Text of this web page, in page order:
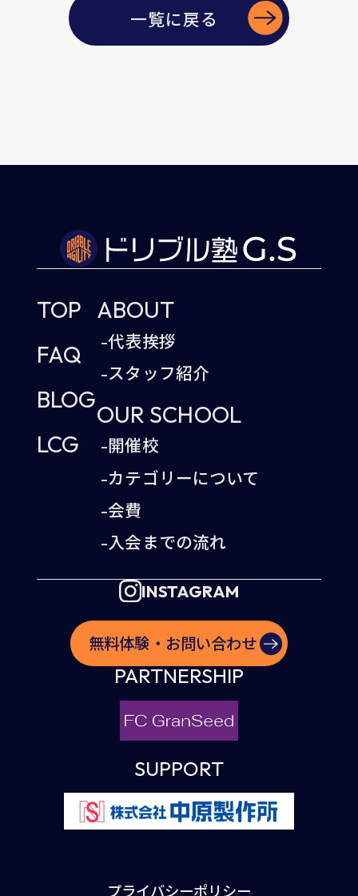
一覧に戻る
TOP
FAQ
BLOG
LCG
ABOUT
-代表挨拶
-スタッフ紹介
OUR SCHOOL
-開催校
-カテゴリーについて
-会費
-入会までの流れ
INSTAGRAM
無料体験・お問い合わせ
PARTNERSHIP
SUPPORT
プライバシーポリシー